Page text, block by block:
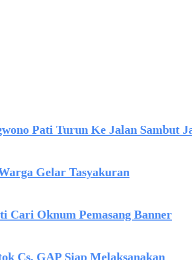
Pati Turun Ke Jalan Sambut
Gelar Tasyakuran
Cari Oknum Pemasang Banner
Cs, GAP Siap Melaksanakan